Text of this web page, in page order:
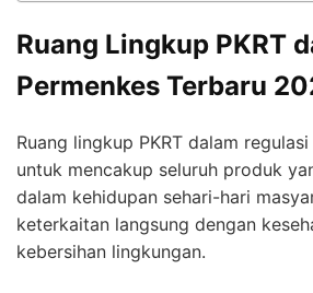
Ruang Lingkup PKRT
Permenkes Terbaru
Ruang lingkup PKRT dalam
untuk mencakup seluruh produk
dalam kehidupan sehari-hari
keterkaitan langsung dengan
kebersihan lingkungan.